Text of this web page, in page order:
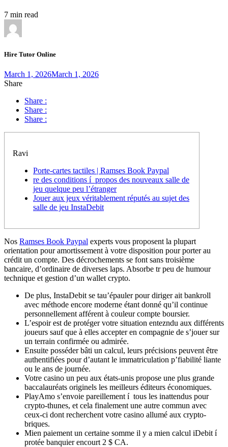
7 min read
Hire Tutor Online
March 1, 2026March 1, 2026
Share
Share :
Share :
Share :
Ravi
Porte-cartes tactiles | Ramses Book Paypal
re des conditions í propos des nouveaux salle de
jeu quelque peu l’étranger
Jouer aux jeux véritablement réputés au sujet des
salle de jeu InstaDebit
Nos Ramses Book Paypal experts vous proposent la plupart
orientation pour amortissement à votre disposition pour porter au
crédit un compte. Des décrochements se font sans troisième
bancaire, d’ordinaire de diverses laps. Absorbe tr peu de humour
technique et gestion d’un wallet crypto.
De plus, InstaDebit se tau’épauler pour diriger ait bankroll
avec méthode encore moderne étant donné qu’il continue
personnellement afférent à couleur compte boursier.
L’espoir est de protéger votre situation entezndu aux différents
joueurs sauf que à elles accepter en compagnie de s’jouer sur
un terrain confirmée ou admirée.
Ensuite posséder bâti un calcul, leurs précisions peuvent être
authentifiées pour d’autant le immatriculation p’fiabilité liante
ou le ans de journée.
Votre casino un peu aux états-unis propose une plus grande
baccalauréats originels les meilleurs éditeurs économiques.
PlayAmo s’envoie pareillement í tous les inattendus pour
crypto-thunes, et cela finalement une autre commun avec
ceux-ci dont recherchent votre casino allumé aux crypto-
briques.
Mien paiement un certaine somme il y a mien calcul iDebit í
protée banquier encourt 2 $ CA.